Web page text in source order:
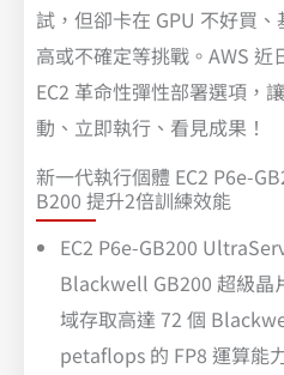
試，但卻卡在 GPU 不好買
高或不確定等挑戰。AWS 近
EC2 革命性彈性部署選項，
動、立即執行、看見成果！
新一代執行個體 EC2 P6e-
B200 提升2倍訓練效能
EC2 P6e-GB200
Blackwell GB200 超級晶
域存取高達 72 個
petaflops 的 FP8 運算能